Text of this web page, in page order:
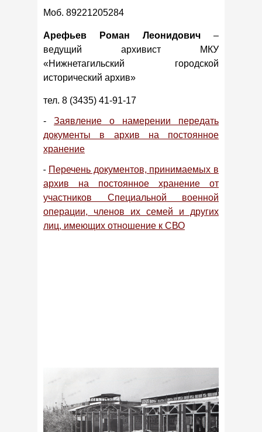
Моб. 89221205284
Арефьев Роман Леонидович –
ведущий архивист МКУ
«Нижнетагильский городской
исторический архив»
тел. 8 (3435) 41-91-17
- Заявление о намерении передать
документы в архив на постоянное
хранение
- Перечень документов, принимаемых в
архив на постоянное хранение от
участников Специальной военной
операции, членов их семей и других
лиц, имеющих отношение к СВО